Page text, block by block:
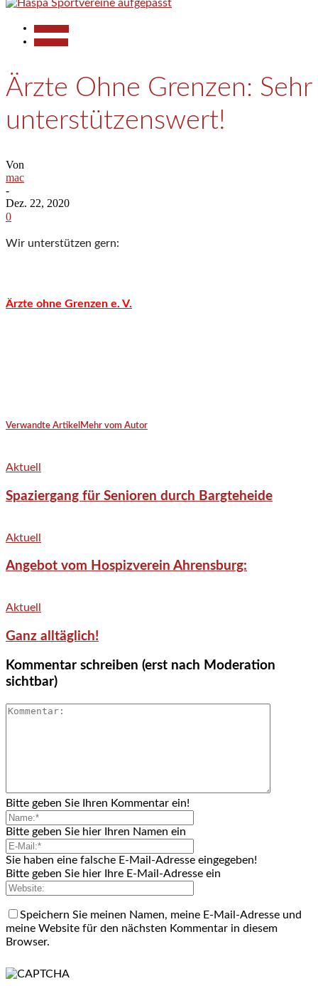
Ärzte Ohne Grenzen: Sehr
unterstützenswert!
Von
mac
-
Dez. 22, 2020
0
Wir unterstützen gern:
Ärzte ohne Grenzen e. V.
Verwandte Artikel Mehr vom Autor
Aktuell
Spaziergang für Senioren durch Bargteheide
Aktuell
Angebot vom Hospizverein Ahrensburg:
Aktuell
Ganz alltäglich!
Kommentar schreiben (erst nach Moderation
sichtbar)
Bitte geben Sie Ihren Kommentar ein!
Bitte geben Sie hier Ihren Namen ein
Sie haben eine falsche E-Mail-Adresse eingegeben!
Bitte geben Sie hier Ihre E-Mail-Adresse ein
Speichern Sie meinen Namen, meine E-Mail-Adresse und
meine Website für den nächsten Kommentar in diesem
Browser.